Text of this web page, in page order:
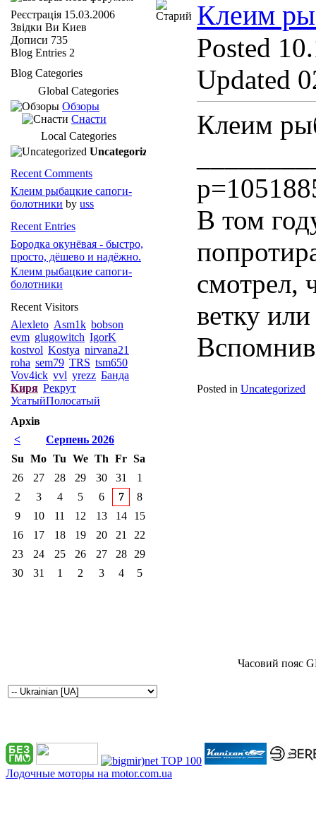
Клеим
Posted
Updated
Клеим
В том
смотрел,
ветку
Posted in Uncategorized
Реєстрація 15.03.2006
Звідки Ви Киев
Дописи 735
Blog Entries 2
Blog Categories
Global Categories
Обзоры
Снасти
Local Categories
Uncategorized
Recent Comments
Клеим рыбацкие сапоги-
болотники by uss
Recent Entries
Бородка окунёвая - быстро,
просто, дёшево и надёжно.
Клеим рыбацкие сапоги-
болотники
Recent Visitors
Alexleto Asm1k bobson
evm glugowitch IgorK
kostvol Kostya nirvana21
roha sem79 TRS tsm650
Vov4ick vvl yrezz Банда
Киря Рекрут
УсатыйПолосатый
Архів
<
Серпень 2026
Su Mo Tu We Th Fr Sa
26
27 28 29 30 31
1
2
3 4 5 6 7
8
9
10 11 12 13 14
15
16
17 18 19 20 21
22
23
24 25 26 27 28
29
30
31 1 2 3 4 5
Часовий пояс
Лодочные моторы на motor.com.ua